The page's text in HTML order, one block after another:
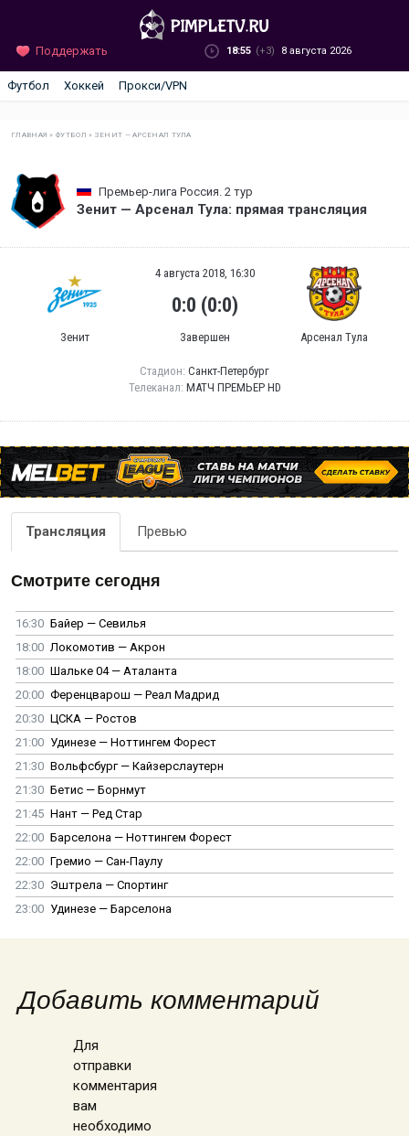
Поддержать 18:55 (+3) 8 августа 2026
Футбол Хоккей Прокси/VPN
ГЛАВНАЯ »ФУТБОЛ » ЗЕНИТ — АРСЕНАЛ ТУЛА
Премьер-лига Россия. 2 тур
Зенит — Арсенал Тула: прямая трансляция
Зенит
4 августа 2018, 16:30
0:0 (0:0)
Завершен Арсенал Тула
Стадион: Санкт-Петербург
Телеканал: МАТЧ ПРЕМЬЕР HD
Трансляция Превью
Смотрите сегодня
16:30 Байер — Севилья
18:00 Локомотив — Акрон
18:00 Шальке 04 — Аталанта
20:00 Ференцварош — Реал Мадрид
20:30 ЦСКА — Ростов
21:00 Удинезе — Ноттингем Форест
21:30 Вольфсбург — Кайзерслаутерн
21:30 Бетис — Борнмут
21:45 Нант — Ред Стар
22:00 Барселона — Ноттингем Форест
22:00 Гремио — Сан-Паулу
22:30 Эштрела — Спортинг
23:00 Удинезе — Барселона
Добавить комментарий
Для
отправки
комментария
вам
необходимо